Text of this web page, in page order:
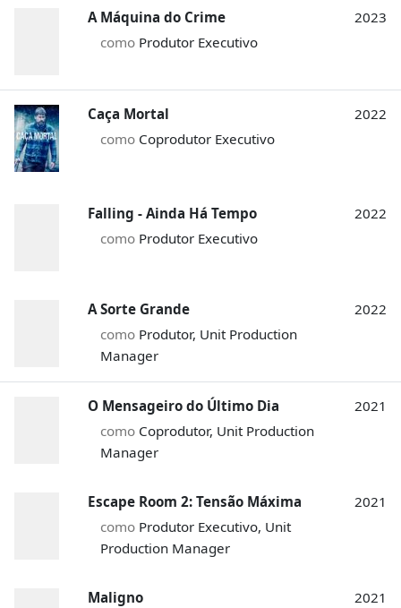
A Máquina do Crime
como Produtor Executivo
2023
Caça Mortal
como Coprodutor Executivo
2022
Falling - Ainda Há Tempo
como Produtor Executivo
2022
A Sorte Grande
como Produtor, Unit Production
Manager
2022
O Mensageiro do Último Dia
como Coprodutor, Unit Production
Manager
2021
Escape Room 2: Tensão Máxima
como Produtor Executivo, Unit
Production Manager
2021
Maligno
2021